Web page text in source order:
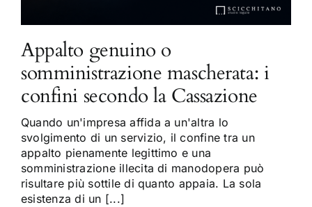
Appalto genuino o
somministrazione mascherata: i
confini secondo la Cassazione
Quando un'impresa affida a un'altra lo
svolgimento di un servizio, il confine tra un
appalto pienamente legittimo e una
somministrazione illecita di manodopera può
risultare più sottile di quanto appaia. La sola
esistenza di un [...]